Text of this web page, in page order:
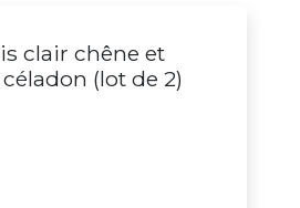
clair chêne et
(lot de 2)